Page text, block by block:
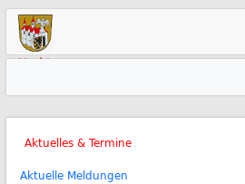
Markt
Aktuelles & Termine
Aktuelle Meldungen